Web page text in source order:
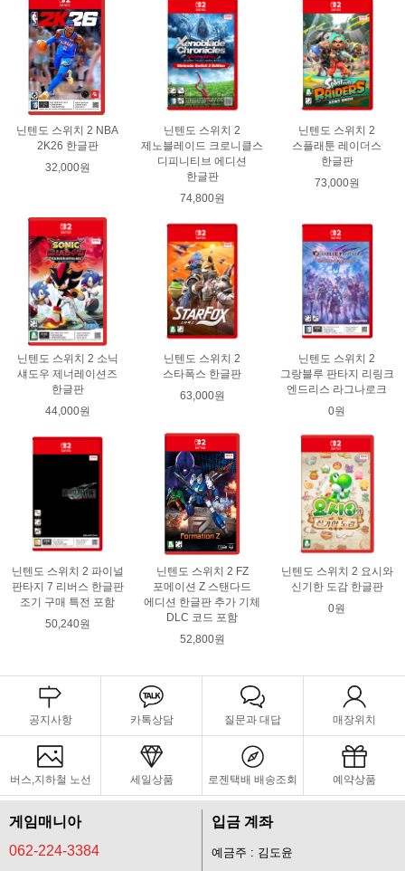
닌텐도 스위치 2 NBA
2K26 한글판
32,000원
닌텐도 스위치 2
제노블레이드 크로니클스
디피니티브 에디션
한글판
74,800원
닌텐도 스위치 2
스플래툰 레이더스
한글판
73,000원
닌텐도 스위치 2 소닉
섀도우 제너레이션즈
한글판
44,000원
닌텐도 스위치 2
스타폭스 한글판
63,000원
닌텐도 스위치 2
그랑블루 판타지 리링크
엔드리스 라그나로크
0원
닌텐도 스위치 2 파이널
판타지 7 리버스 한글판
조기 구매 특전 포함
50,240원
닌텐도 스위치 2 FZ
포메이션 Z 스탠다드
에디션 한글판 추가 기체
DLC 코드 포함
52,800원
닌텐도 스위치 2 요시와
신기한 도감 한글판
0원
공지사항 카톡상담 질문과 대답 매장위치
버스,지하철 노선 세일상품 로젠택배 배송조회 예약상품
게임매니아
062-224-3384
입금 계좌
예금주 : 김도윤